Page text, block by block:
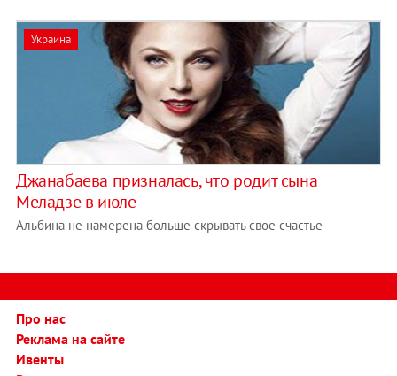
Украина
Джанабаева призналась, что родит сына
Меладзе в июле
Альбина не намерена больше скрывать свое счастье
Про нас
Реклама на сайте
Ивенты